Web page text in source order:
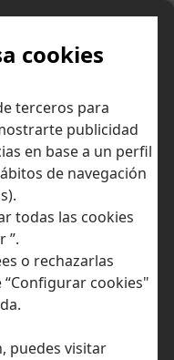
cookies
terceros para
publicidad
en base a un perfil
de navegación
todas las cookies
”.
o rechazarlas
cookies"
puedes visitar
cuentas en divisas y cómo